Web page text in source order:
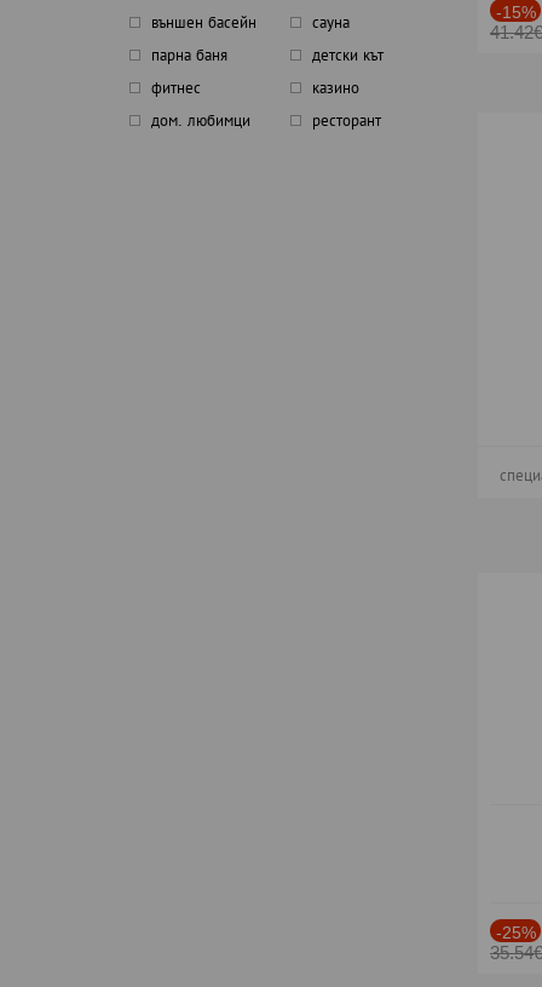
външен басейн
сауна
парна баня
детски кът
фитнес
казино
дом. любимци
ресторант
-15%
41.42€
-25%
35.54€